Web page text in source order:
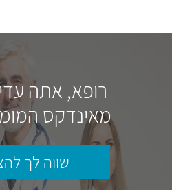
רופא, אתה
מאינדקס
שווה לך